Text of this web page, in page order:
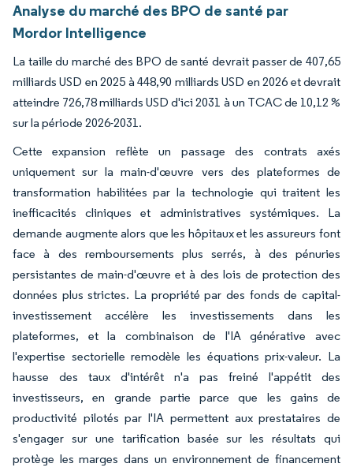
Analyse du marché des BPO de santé par
Mordor Intelligence
La taille du marché des BPO de santé devrait passer de 407,65
milliards USD en 2025 à 448,90 milliards USD en 2026 et devrait
atteindre 726,78 milliards USD d'ici 2031 à un TCAC de 10,12 %
sur la période 2026-2031.
Cette expansion reflète un passage des contrats axés
uniquement sur la main-d'œuvre vers des plateformes de
transformation habilitées par la technologie qui traitent les
inefficacités cliniques et administratives systémiques. La
demande augmente alors que les hôpitaux et les assureurs font
face à des remboursements plus serrés, à des pénuries
persistantes de main-d'œuvre et à des lois de protection des
données plus strictes. La propriété par des fonds de capital-
investissement accélère les investissements dans les
plateformes, et la combinaison de l'IA générative avec
l'expertise sectorielle remodèle les équations prix-valeur. La
hausse des taux d'intérêt n'a pas freiné l'appétit des
investisseurs, en grande partie parce que les gains de
productivité pilotés par l'IA permettent aux prestataires de
s'engager sur une tarification basée sur les résultats qui
protège les marges dans un environnement de financement